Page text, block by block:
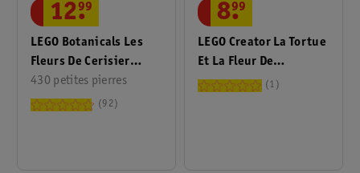
LEGO Botanicals Les
Fleurs De Cerisier
40725
430 petites pierres
12.
99
92
LEGO Creator La Tortue
Et La Fleur De
Nénuphar 31377
8.
99
1